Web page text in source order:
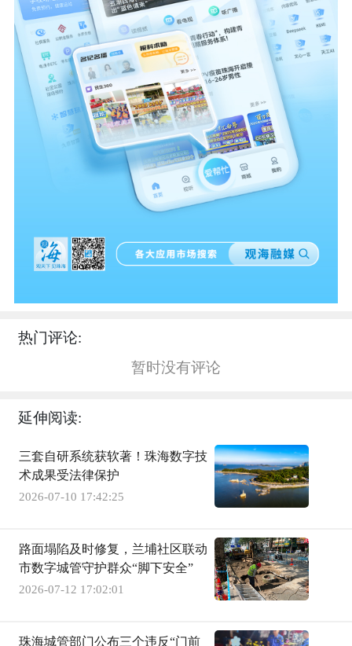
热门评论:
暂时没有评论
延伸阅读:
三套自研系统获软著！珠海数字技
术成果受法律保护
2026-07-10 17:42:25
路面塌陷及时修复，兰埔社区联动
市数字城管守护群众“脚下安全”
2026-07-12 17:02:01
珠海城管部门公布三个违反“门前